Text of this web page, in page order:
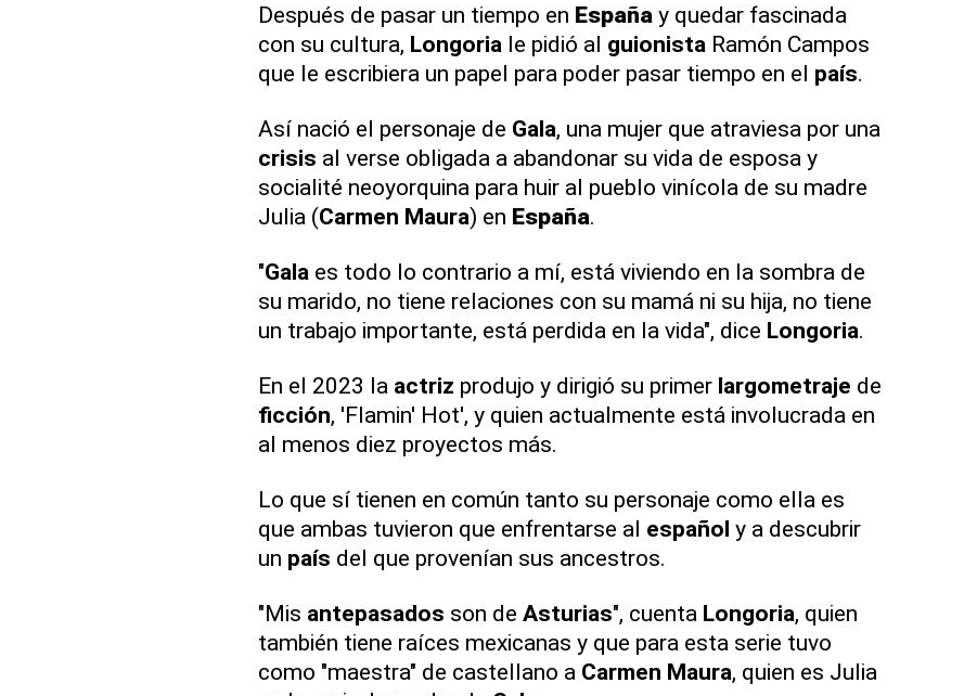
Después de pasar un tiempo en Españay quedar fascinada
con su cultura, Longoriale pidió al guionistaRamón Campos
que le escribiera un papel para poder pasar tiempo en el país.
Así nació el personaje de Gala, una mujer que atraviesa por una
crisis al verse obligada a abandonar su vida de esposa y
socialité neoyorquina para huir al pueblo vinícola de su madre
Julia (Carmen Maura) en España.
"Galaes todo lo contrario a mí, está viviendo en la sombra de
su marido, no tiene relaciones con su mamá ni su hija, no tiene
un trabajo importante, está perdida en la vida", dice Longoria.
En el 2023 la actriz produjo y dirigió su primer largometraje de
ficción, 'Flamin' Hot', y quien actualmente está involucrada en
al menos diez proyectos más.
Lo que sí tienen en común tanto su personaje como ella es
que ambas tuvieron que enfrentarse al español y a descubrir
un país del que provenían sus ancestros.
"Mis antepasados son de Asturias", cuenta Longoria, quien
también tiene raíces mexicanas y que para esta serie tuvo
como "maestra" de castellano a Carmen Maura, quien es Julia